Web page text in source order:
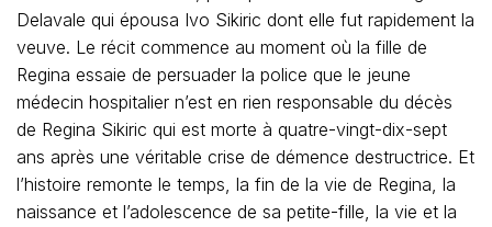
Delavale qui épousa Ivo Sikiric dont elle fut rapidement la
veuve. Le récit commence au moment où la fille de
Regina essaie de persuader la police que le jeune
médecin hospitalier n’est en rien responsable du décès
de Regina Sikiric qui est morte à quatre-vingt-dix-sept
ans après une véritable crise de démence destructrice. Et
l’histoire remonte le temps, la fin de la vie de Regina, la
naissance et l’adolescence de sa petite-fille, la vie et la